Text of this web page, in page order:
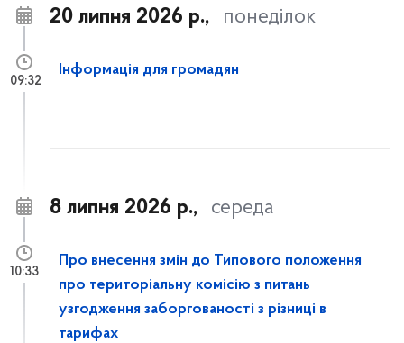
20 липня 2026 р., понеділок
Інформація для громадян
09:32
8 липня 2026 р., середа
Про внесення змін до Типового положення
про територіальну комісію з питань
узгодження заборгованості з різниці в
тарифах
10:33